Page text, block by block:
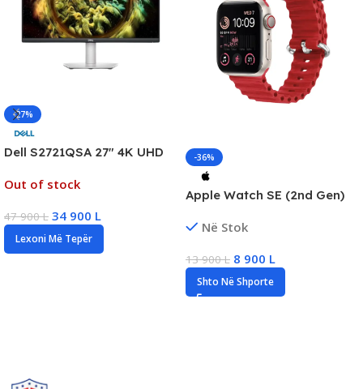
-27%
Dell S2721QSA 27″ 4K UHD
5ms, HDMI/DP, New
Out of stock
47 900L 34 900 L
Lexoni Më Tepër
-36%
Apple Watch SE (2nd Gen)
Në Stok
13 900L 8 900 L
Shto Në Shporte